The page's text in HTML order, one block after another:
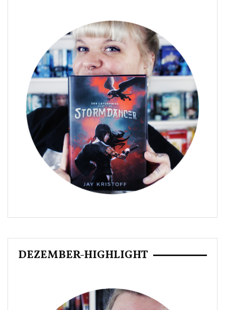
DEZEMBER-HIGHLIGHT